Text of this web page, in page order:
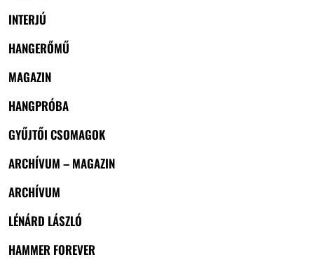
INTERJÚ
HANGERŐMŰ
MAGAZIN
HANGPRÓBA
GYŰJTŐI CSOMAGOK
ARCHÍVUM – MAGAZIN
ARCHÍVUM
LÉNÁRD LÁSZLÓ
HAMMER FOREVER